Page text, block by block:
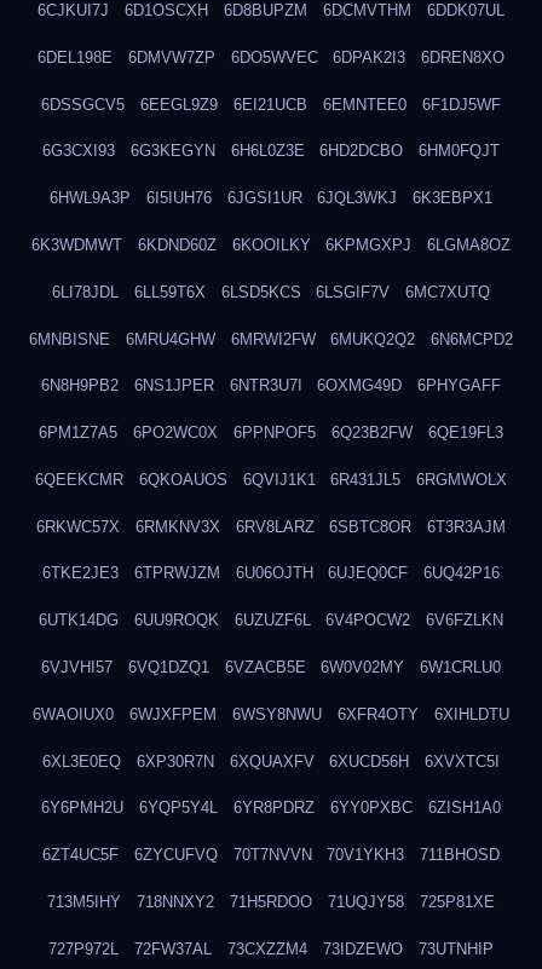
6CJKUI7J 6D1OSCXH 6D8BUPZM 6DCMVTHM 6DDK07UL
6DEL198E 6DMVW7ZP 6DO5WVEC 6DPAK2I3 6DREN8XO
6DSSGCV5 6EEGL9Z9 6EI21UCB 6EMNTEE0 6F1DJ5WF
6G3CXI93 6G3KEGYN 6H6L0Z3E 6HD2DCBO 6HM0FQJT
6HWL9A3P 6I5IUH76 6JGSI1UR 6JQL3WKJ 6K3EBPX1
6K3WDMWT 6KDND60Z 6KOOILKY 6KPMGXPJ 6LGMA8OZ
6LI78JDL 6LL59T6X 6LSD5KCS 6LSGIF7V 6MC7XUTQ
6MNBISNE 6MRU4GHW 6MRWI2FW 6MUKQ2Q2 6N6MCPD2
6N8H9PB2 6NS1JPER 6NTR3U7I 6OXMG49D 6PHYGAFF
6PM1Z7A5 6PO2WC0X 6PPNPOF5 6Q23B2FW 6QE19FL3
6QEEKCMR 6QKOAUOS 6QVIJ1K1 6R431JL5 6RGMWOLX
6RKWC57X 6RMKNV3X 6RV8LARZ 6SBTC8OR 6T3R3AJM
6TKE2JE3 6TPRWJZM 6U06OJTH 6UJEQ0CF 6UQ42P16
6UTK14DG 6UU9ROQK 6UZUZF6L 6V4POCW2 6V6FZLKN
6VJVHI57 6VQ1DZQ1 6VZACB5E 6W0V02MY 6W1CRLU0
6WAOIUX0 6WJXFPEM 6WSY8NWU 6XFR4OTY 6XIHLDTU
6XL3E0EQ 6XP30R7N 6XQUAXFV 6XUCD56H 6XVXTC5I
6Y6PMH2U 6YQP5Y4L 6YR8PDRZ 6YY0PXBC 6ZISH1A0
6ZT4UC5F 6ZYCUFVQ 70T7NVVN 70V1YKH3 711BHOSD
713M5IHY 718NNXY2 71H5RDOO 71UQJY58 725P81XE
727P972L 72FW37AL 73CXZZM4 73IDZEWO 73UTNHIP